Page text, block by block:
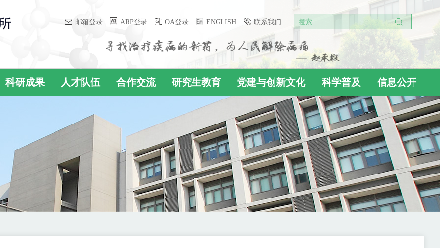
邮箱登录 ARP登录 OA登录 ENGLISH 联系我们 搜索
科研成果 人才队伍 合作交流 研究生教育 党建与创新文化 科学普及 信息公开